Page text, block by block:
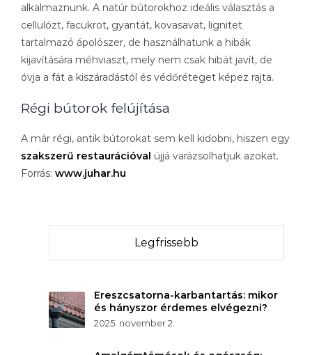
alkalmaznunk. A natúr bútorokhoz ideális választás a
cellulózt, facukrot, gyantát, kovasavat, lignitet
tartalmazó ápolószer, de használhatunk a hibák
kijavítására méhviaszt, mely nem csak hibát javít, de
óvja a fát a kiszáradástól és védőréteget képez rajta.
Régi bútorok felújítása
A már régi, antik bútorokat sem kell kidobni, hiszen egy
szakszerű restaurációval újjá varázsolhatjuk azokat.
Forrás: www.juhar.hu
Legfrissebb
Ereszcsatorna-karbantartás: mikor
és hányszor érdemes elvégezni?
2025. november 2.